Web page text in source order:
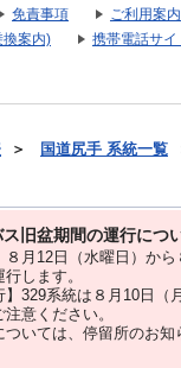
免責事項 ご利用案内
換案内)
携帯電話サ
＞ 国道尻手 系統一覧
旧盆期間の運行につ
⽉12⽇（水曜日）か
します。
329系統は８月10日（
意ください。
ついては、停留所のお知